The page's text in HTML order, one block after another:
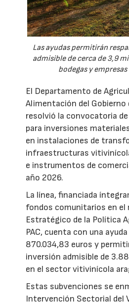
Las ayudas permitirán
admisible de cerca de 3,9
bodegas y
El Departamento de
Alimentación del Gobierno
resolvió la convocatoria
para inversiones
en instalaciones de
infraestructuras
e instrumentos de
año 2026.
La línea, financiada
fondos comunitarios en el
Estratégico de la Política
PAC, cuenta con una
870.034,83 euros y
inversión admisible de
en el sector vitivinícola
Estas subvenciones se
Intervención Sectorial del